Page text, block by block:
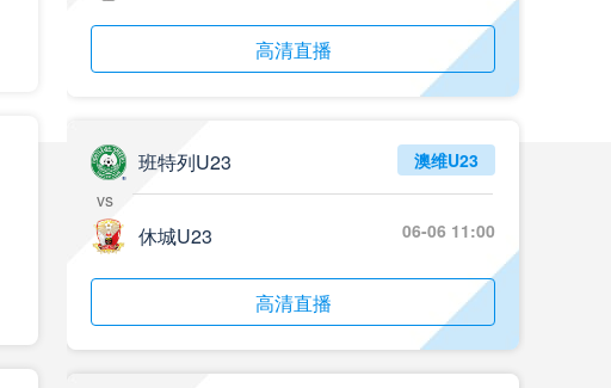
标签
2024年5月21日 足协杯第3轮
标签
2024年5月21日
标签
比赛录像
标签
比赛录像 成都蓉城
高清直播
班特列U23
vs
休城U23
澳维U23
06-06 11:00
高清直播